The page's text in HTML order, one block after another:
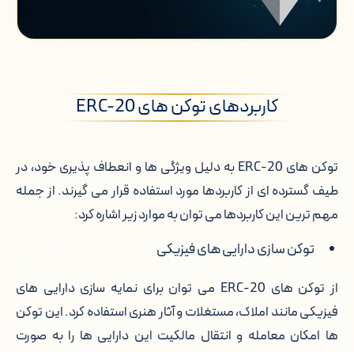
کاربردهای توکن های ERC-20
توکن های ERC-20 به دلیل ویژگی ها و انعطاف پذیری خود، در
طیف گسترده ای از کاربردها مورد استفاده قرار می گیرند. از جمله
مهم ترین این کاربردها می توان به موارد زیر اشاره کرد:
توکن سازی دارایی های فیزیکی
از توکن های ERC-20 می توان برای نمایه سازی دارایی های
فیزیکی مانند املاک، مستغلات و آثار هنری استفاده کرد. این توکن
ها امکان معامله و انتقال مالکیت این دارایی ها را به صورت